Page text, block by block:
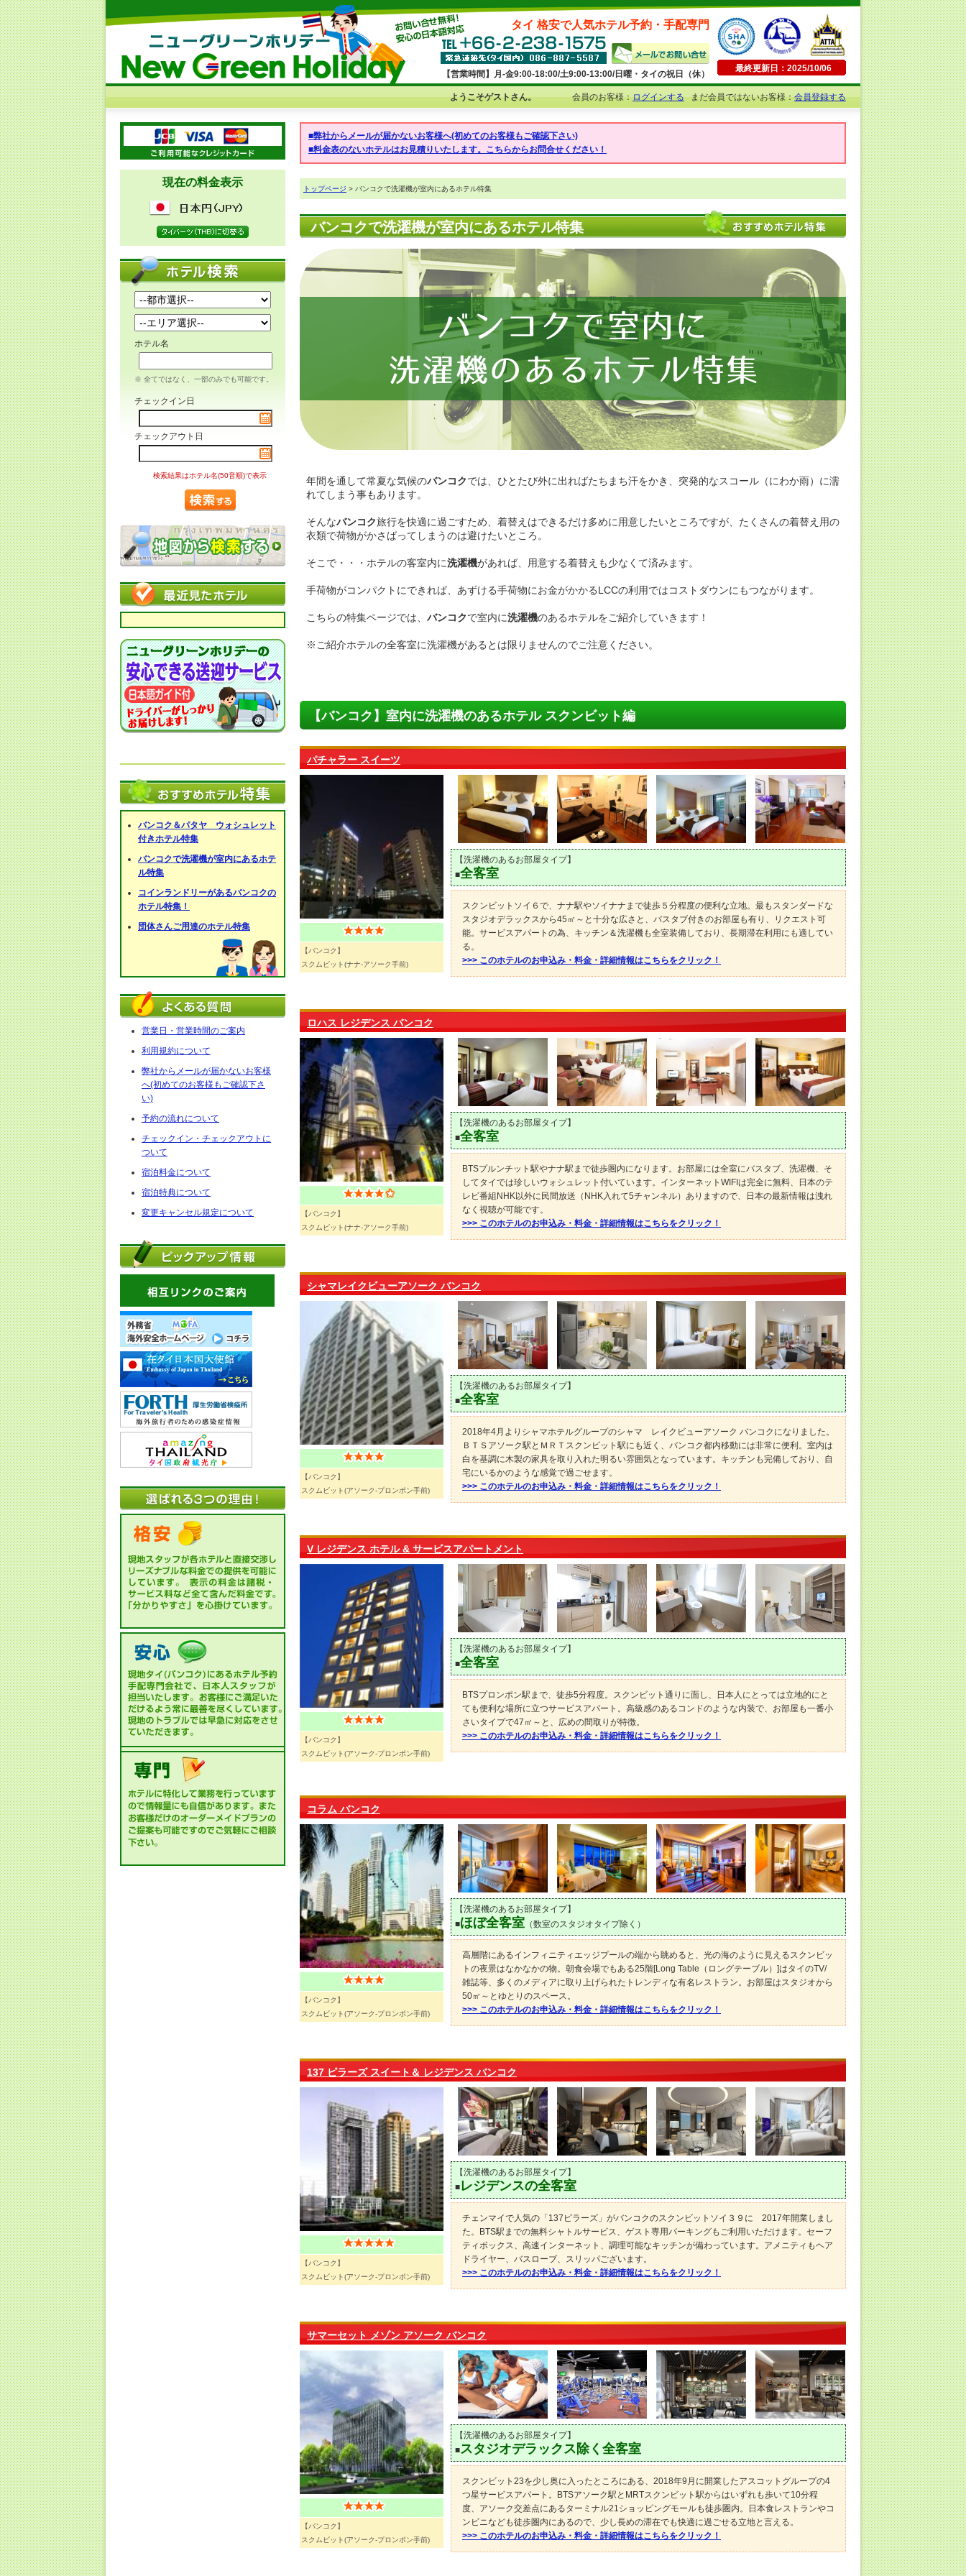
タイ 格安で人気ホテル予約・手配専門
【営業時間】月-金9:00-18:00/土9:00-13:00/日曜・タイの祝日（休）
最終更新日：2025/10/06
ようこそゲストさん。 会員のお客様：ログインするまだ会員ではないお客様：会員登録する
現在の料金表示
ホテル名
※ 全てではなく、一部のみでも可能です。
チェックイン日
チェックアウト日
検索結果はホテル名(50音順)で表示
バンコク＆パタヤ ウォシュレット
付きホテル特集
バンコクで洗濯機が室内にあるホテ
ル特集
コインランドリーがあるバンコクの
ホテル特集！
団体さんご用達のホテル特集
営業日・営業時間のご案内
利用規約について
弊社からメールが届かないお客様
へ(初めてのお客様もご確認下さ
い)
予約の流れについて
チェックイン・チェックアウトに
ついて
宿泊料金について
宿泊特典について
変更キャンセル規定について
■弊社からメールが届かないお客様へ(初めてのお客様もご確認下さい)
■料金表のないホテルはお見積りいたします。こちらからお問合せください！
トップページ > バンコクで洗濯機が室内にあるホテル特集
バンコクで洗濯機が室内にあるホテル特集
年間を通して常夏な気候のバンコクでは、ひとたび外に出ればたちまち汗をかき、突発的なスコール（にわか雨）に濡
れてしまう事もあります。
そんなバンコク旅行を快適に過ごすため、着替えはできるだけ多めに用意したいところですが、たくさんの着替え用の
衣類で荷物がかさばってしまうのは避けたいところ。
そこで・・・ホテルの客室内に洗濯機があれば、用意する着替えも少なくて済みます。
手荷物がコンパクトにできれば、あずける手荷物にお金がかかるLCCの利用ではコストダウンにもつながります。
こちらの特集ページでは、 バンコクで室内に洗濯機のあるホテルをご紹介していきます！
※ご紹介ホテルの全客室に洗濯機があるとは限りませんのでご注意ください。
【バンコク】室内に洗濯機のあるホテル スクンビット編
パチャラー スイーツ
【バンコク】
スクムビット(ナナ-アソーク手前)
【洗濯機のあるお部屋タイプ】
■全客室
スクンビットソイ６で、ナナ駅やソイナナまで徒歩５分程度の便利な立地。最もスタンダードな
スタジオデラックスから45㎡～と十分な広さと、バスタブ付きのお部屋も有り、リクエスト可
能。サービスアパートの為、キッチン＆洗濯機も全室装備しており、長期滞在利用にも適してい
る。
>>> このホテルのお申込み・料金・詳細情報はこちらをクリック！
ロハス レジデンス バンコク
【バンコク】
スクムビット(ナナ-アソーク手前)
【洗濯機のあるお部屋タイプ】
■全客室
BTSプルンチット駅やナナ駅まで徒歩圏内になります。お部屋には全室にバスタブ、洗濯機、そ
してタイでは珍しいウォシュレット付いています。インターネットWIFIは完全に無料、日本のテ
レビ番組NHK以外に民間放送（NHK入れて5チャンネル）ありますので、日本の最新情報は洩れ
なく視聴が可能です。
>>> このホテルのお申込み・料金・詳細情報はこちらをクリック！
シャマレイクビューアソーク バンコク
【バンコク】
スクムビット(アソーク-プロンポン手前)
【洗濯機のあるお部屋タイプ】
■全客室
2018年4月よりシャマホテルグループのシャマ レイクビューアソーク バンコクになりました。
ＢＴＳアソーク駅とＭＲＴスクンビット駅にも近く、バンコク都内移動には非常に便利。室内は
白を基調に木製の家具を取り入れた明るい雰囲気となっています。キッチンも完備しており、自
宅にいるかのような感覚で過ごせます。
>>> このホテルのお申込み・料金・詳細情報はこちらをクリック！
V レジデンス ホテル & サービスアパートメント
【バンコク】
スクムビット(アソーク-プロンポン手前)
【洗濯機のあるお部屋タイプ】
■全客室
BTSプロンポン駅まで、徒歩5分程度。スクンビット通りに面し、日本人にとっては立地的にと
ても便利な場所に立つサービスアパート。高級感のあるコンドのような内装で、お部屋も一番小
さいタイプで47㎡～と、広めの間取りが特徴。
>>> このホテルのお申込み・料金・詳細情報はこちらをクリック！
コラム バンコク
【バンコク】
スクムビット(アソーク-プロンポン手前)
【洗濯機のあるお部屋タイプ】
■ほぼ全客室 （数室のスタジオタイプ除く）
高層階にあるインフィニティエッジプールの端から眺めると、光の海のように見えるスクンビッ
トの夜景はなかなかの物。朝食会場でもある25階[Long Table（ロングテーブル）]はタイのTV/
雑誌等、多くのメディアに取り上げられたトレンディな有名レストラン。お部屋はスタジオから
50㎡～とゆとりのスペース。
>>> このホテルのお申込み・料金・詳細情報はこちらをクリック！
137 ピラーズ スイート＆ レジデンス バンコク
【バンコク】
スクムビット(アソーク-プロンポン手前)
【洗濯機のあるお部屋タイプ】
■レジデンスの全客室
チェンマイで人気の「137ピラーズ」がバンコクのスクンビットソイ３９に 2017年開業しまし
た。BTS駅までの無料シャトルサービス、ゲスト専用パーキングもご利用いただけます。セーフ
ティボックス、高速インターネット、調理可能なキッチンが備わっています。アメニティもヘア
ドライヤー、バスローブ、スリッパございます。
>>> このホテルのお申込み・料金・詳細情報はこちらをクリック！
サマーセット メゾン アソーク バンコク
【バンコク】
スクムビット(アソーク-プロンポン手前)
【洗濯機のあるお部屋タイプ】
■スタジオデラックス除く全客室
スクンビット23を少し奥に入ったところにある、2018年9月に開業したアスコットグループの4
つ星サービスアパート。BTSアソーク駅とMRTスクンビット駅からはいずれも歩いて10分程
度、アソーク交差点にあるターミナル21ショッピングモールも徒歩圏内。日本食レストランやコ
ンビニなども徒歩圏内にあるので、少し長めの滞在でも快適に過ごせる立地と言える。
>>> このホテルのお申込み・料金・詳細情報はこちらをクリック！